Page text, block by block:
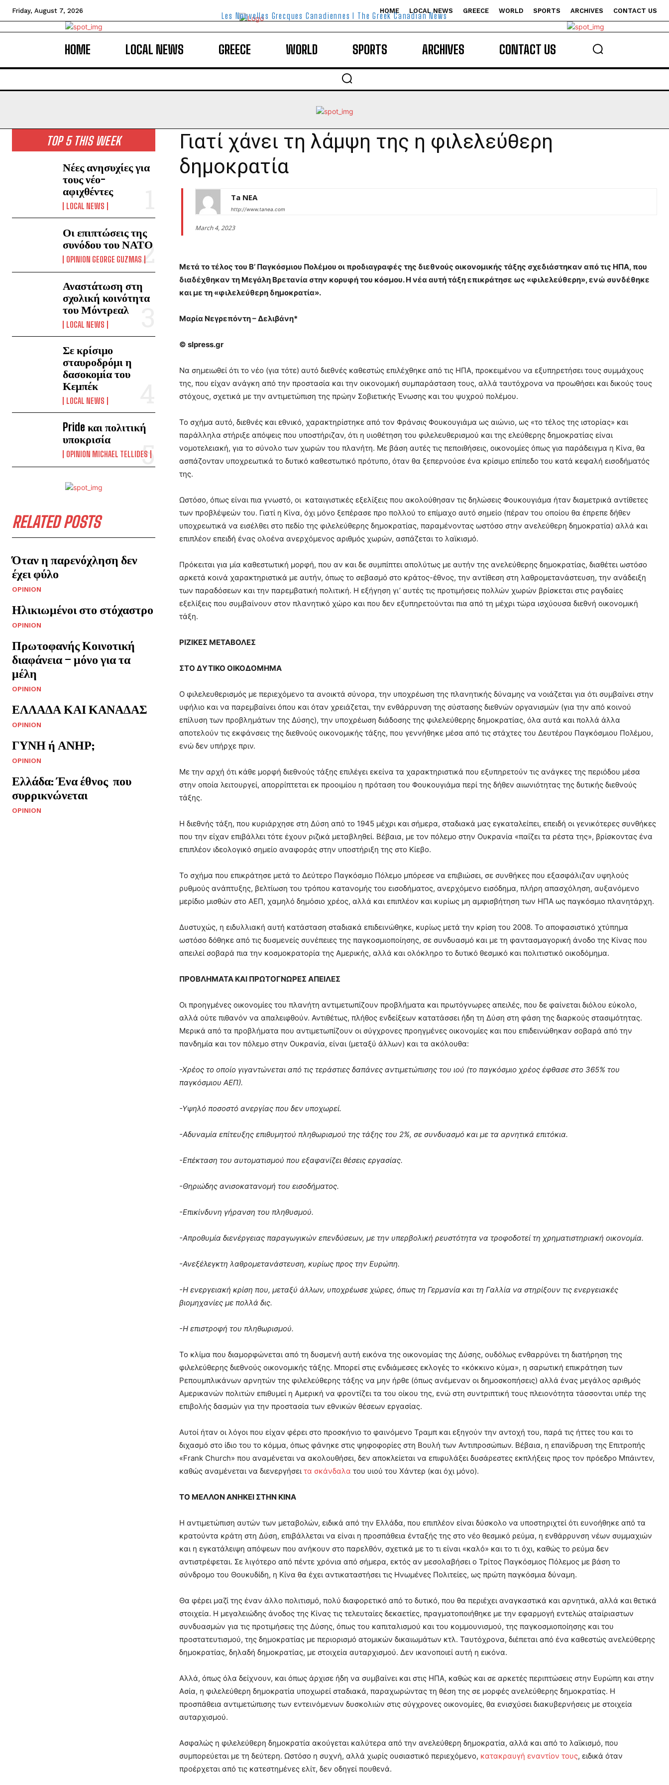
Friday, August 7, 2026 HOME LOCAL NEWS GREECE WORLD SPORTS ARCHIVES CONTACT US
Les Nouvelles Grecques Canadiennes I The Greek Canadian News
HOME LOCAL NEWS GREECE WORLD SPORTS ARCHIVES CONTACT US
TOP 5 THIS WEEK
Νέες ανησυχίες για
τους νέο-
αφιχθέντες
LOCAL NEWS
Οι επιπτώσεις της
συνόδου του ΝΑΤΟ
OPINION GEORGE GUZMAS
Αναστάτωση στη
σχολική κοινότητα
του Μόντρεαλ
LOCAL NEWS
Σε κρίσιμο
σταυροδρόμι η
δασοκομία του
Κεμπέκ
LOCAL NEWS
Pride και πολιτική
υποκρισία
OPINION MICHAEL TELLIDES
RELATED POSTS
Όταν η παρενόχληση δεν
έχει φύλο
OPINION
Ηλικιωμένοι στο στόχαστρο
OPINION
Πρωτοφανής Κοινοτική
διαφάνεια – μόνο για τα
μέλη
OPINION
ΕΛΛΑΔΑ ΚΑΙ ΚΑΝΑΔΑΣ
OPINION
ΓΥΝΗ ή ΑΝΗΡ;
OPINION
Ελλάδα: Ένα έθνος που
συρρικνώνεται
OPINION
Γιατί χάνει τη λάμψη της η φιλελεύθερη
δημοκρατία
Ta NEA
http://www.tanea.com
March 4, 2023
Μετά το τέλος του Β’ Παγκόσμιου Πολέμου οι προδιαγραφές της διεθνούς οικονομικής τάξης σχεδιάστηκαν από τις ΗΠΑ, που
διαδέχθηκαν τη Μεγάλη Βρετανία στην κορυφή του κόσμου. Η νέα αυτή τάξη επικράτησε ως «φιλελεύθερη», ενώ συνδέθηκε
και με τη «φιλελεύθερη δημοκρατία».
Μαρία Νεγρεπόντη – Δελιβάνη*
© slpress.gr
Να σημειωθεί ότι το νέο (για τότε) αυτό διεθνές καθεστώς επιλέχθηκε από τις ΗΠΑ, προκειμένου να εξυπηρετήσει τους συμμάχους
της, που είχαν ανάγκη από την προστασία και την οικονομική συμπαράσταση τους, αλλά ταυτόχρονα να προωθήσει και δικούς τους
στόχους, σχετικά με την αντιμετώπιση της πρώην Σοβιετικής Ένωσης και του ψυχρού πολέμου.
Το σχήμα αυτό, διεθνές και εθνικό, χαρακτηρίστηκε από τον Φράνσις Φουκουγιάμα ως αιώνιο, ως «το τέλος της ιστορίας» και
παράλληλα στήριξε απόψεις που υποστήριζαν, ότι η υιοθέτηση του φιλελευθερισμού και της ελεύθερης δημοκρατίας είναι
νομοτελειακή, για το σύνολο των χωρών του πλανήτη. Με βάση αυτές τις πεποιθήσεις, οικονομίες όπως για παράδειγμα η Κίνα, θα
ασπάζονταν υποχρεωτικά το δυτικό καθεστωτικό πρότυπο, όταν θα ξεπερνούσε ένα κρίσιμο επίπεδο του κατά κεφαλή εισοδήματός
της.
Ωστόσο, όπως είναι πια γνωστό, οι καταιγιστικές εξελίξεις που ακολούθησαν τις δηλώσεις Φουκουγιάμα ήταν διαμετρικά αντίθετες
των προβλέψεών του. Γιατί η Κίνα, όχι μόνο ξεπέρασε προ πολλού το επίμαχο αυτό σημείο (πέραν του οποίου θα έπρεπε δήθεν
υποχρεωτικά να εισέλθει στο πεδίο της φιλελεύθερης δημοκρατίας, παραμένοντας ωστόσο στην ανελεύθερη δημοκρατία) αλλά και
επιπλέον επειδή ένας ολοένα ανερχόμενος αριθμός χωρών, ασπάζεται το λαϊκισμό.
Πρόκειται για μία καθεστωτική μορφή, που αν και δε συμπίπτει απολύτως με αυτήν της ανελεύθερης δημοκρατίας, διαθέτει ωστόσο
αρκετά κοινά χαρακτηριστικά με αυτήν, όπως το σεβασμό στο κράτος-έθνος, την αντίθεση στη λαθρομετανάστευση, την ανάδειξη
των παραδόσεων και την παρεμβατική πολιτική. Η εξήγηση γι’ αυτές τις προτιμήσεις πολλών χωρών βρίσκεται στις ραγδαίες
εξελίξεις που συμβαίνουν στον πλανητικό χώρο και που δεν εξυπηρετούνται πια από τη μέχρι τώρα ισχύουσα διεθνή οικονομική
τάξη.
ΡΙΖΙΚΕΣ ΜΕΤΑΒΟΛΕΣ
ΣΤΟ ΔΥΤΙΚΟ ΟΙΚΟΔΟΜΗΜΑ
Ο φιλελευθερισμός με περιεχόμενο τα ανοικτά σύνορα, την υποχρέωση της πλανητικής δύναμης να νοιάζεται για ότι συμβαίνει στην
υφήλιο και να παρεμβαίνει όπου και όταν χρειάζεται, την ενθάρρυνση της σύστασης διεθνών οργανισμών (για την από κοινού
επίλυση των προβλημάτων της Δύσης), την υποχρέωση διάδοσης της φιλελεύθερης δημοκρατίας, όλα αυτά και πολλά άλλα
αποτελούν τις εκφάνσεις της διεθνούς οικονομικής τάξης, που γεννήθηκε μέσα από τις στάχτες του Δευτέρου Παγκόσμιου Πολέμου,
ενώ δεν υπήρχε πριν.
Με την αρχή ότι κάθε μορφή διεθνούς τάξης επιλέγει εκείνα τα χαρακτηριστικά που εξυπηρετούν τις ανάγκες της περιόδου μέσα
στην οποία λειτουργεί, απορρίπτεται εκ προοιμίου η πρόταση του Φουκουγιάμα περί της δήθεν αιωνιότητας της δυτικής διεθνούς
τάξης.
Η διεθνής τάξη, που κυριάρχησε στη Δύση από το 1945 μέχρι και σήμερα, σταδιακά μας εγκαταλείπει, επειδή οι γενικότερες συνθήκες
που την είχαν επιβάλλει τότε έχουν ριζικά μεταβληθεί. Βέβαια, με τον πόλεμο στην Ουκρανία «παίζει τα ρέστα της», βρίσκοντας ένα
επιπλέον ιδεολογικό σημείο αναφοράς στην υποστήριξη της στο Κίεβο.
Το σχήμα που επικράτησε μετά το Δεύτερο Παγκόσμιο Πόλεμο μπόρεσε να επιβιώσει, σε συνθήκες που εξασφάλιζαν υψηλούς
ρυθμούς ανάπτυξης, βελτίωση του τρόπου κατανομής του εισοδήματος, ανερχόμενο εισόδημα, πλήρη απασχόληση, αυξανόμενο
μερίδιο μισθών στο ΑΕΠ, χαμηλό δημόσιο χρέος, αλλά και επιπλέον και κυρίως μη αμφισβήτηση των ΗΠΑ ως παγκόσμιο πλανητάρχη.
Δυστυχώς, η ειδυλλιακή αυτή κατάσταση σταδιακά επιδεινώθηκε, κυρίως μετά την κρίση του 2008. Το αποφασιστικό χτύπημα
ωστόσο δόθηκε από τις δυσμενείς συνέπειες της παγκοσμιοποίησης, σε συνδυασμό και με τη φαντασμαγορική άνοδο της Κίνας που
απειλεί σοβαρά πια την κοσμοκρατορία της Αμερικής, αλλά και ολόκληρο το δυτικό θεσμικό και πολιτιστικό οικοδόμημα.
ΠΡΟΒΛΗΜΑΤΑ ΚΑΙ ΠΡΩΤΟΓΝΩΡΕΣ ΑΠΕΙΛΕΣ
Οι προηγμένες οικονομίες του πλανήτη αντιμετωπίζουν προβλήματα και πρωτόγνωρες απειλές, που δε φαίνεται διόλου εύκολο,
αλλά ούτε πιθανόν να απαλειφθούν. Αντιθέτως, πλήθος ενδείξεων κατατάσσει ήδη τη Δύση στη φάση της διαρκούς στασιμότητας.
Μερικά από τα προβλήματα που αντιμετωπίζουν οι σύγχρονες προηγμένες οικονομίες και που επιδεινώθηκαν σοβαρά από την
πανδημία και τον πόλεμο στην Ουκρανία, είναι (μεταξύ άλλων) και τα ακόλουθα:
-Χρέος το οποίο γιγαντώνεται από τις τεράστιες δαπάνες αντιμετώπισης του ιού (το παγκόσμιο χρέος έφθασε στο 365% του
παγκόσμιου ΑΕΠ).
-Υψηλό ποσοστό ανεργίας που δεν υποχωρεί.
-Αδυναμία επίτευξης επιθυμητού πληθωρισμού της τάξης του 2%, σε συνδυασμό και με τα αρνητικά επιτόκια.
-Επέκταση του αυτοματισμού που εξαφανίζει θέσεις εργασίας.
-Θηριώδης ανισοκατανομή του εισοδήματος.
-Επικίνδυνη γήρανση του πληθυσμού.
-Απροθυμία διενέργειας παραγωγικών επενδύσεων, με την υπερβολική ρευστότητα να τροφοδοτεί τη χρηματιστηριακή οικονομία.
-Ανεξέλεγκτη λαθρομετανάστευση, κυρίως προς την Ευρώπη.
-Η ενεργειακή κρίση που, μεταξύ άλλων, υποχρέωσε χώρες, όπως τη Γερμανία και τη Γαλλία να στηρίξουν τις ενεργειακές
βιομηχανίες με πολλά δις.
-Η επιστροφή του πληθωρισμού.
Το κλίμα που διαμορφώνεται από τη δυσμενή αυτή εικόνα της οικονομίας της Δύσης, ουδόλως ενθαρρύνει τη διατήρηση της
φιλελεύθερης διεθνούς οικονομικής τάξης. Μπορεί στις ενδιάμεσες εκλογές το «κόκκινο κύμα», η σαρωτική επικράτηση των
Ρεπουμπλικάνων αρνητών της φιλελεύθερης τάξης να μην ήρθε (όπως ανέμεναν οι δημοσκοπήσεις) αλλά ένας μεγάλος αριθμός
Αμερικανών πολιτών επιθυμεί η Αμερική να φροντίζει τα του οίκου της, ενώ στη συντριπτική τους πλειονότητα τάσσονται υπέρ της
επιβολής δασμών για την προστασία των εθνικών θέσεων εργασίας.
Αυτοί ήταν οι λόγοι που είχαν φέρει στο προσκήνιο το φαινόμενο Τραμπ και εξηγούν την αντοχή του, παρά τις ήττες του και το
διχασμό στο ίδιο του το κόμμα, όπως φάνηκε στις ψηφοφορίες στη Βουλή των Αντιπροσώπων. Βέβαια, η επανίδρυση της Επιτροπής
«Frank Church» που αναμένεται να ακολουθήσει, δεν αποκλείεται να επιφυλάξει δυσάρεστες εκπλήξεις προς τον πρόεδρο Μπάιντεν,
καθώς αναμένεται να διενεργήσει τα σκάνδαλα του υιού του Χάντερ (και όχι μόνο).
ΤΟ ΜΕΛΛΟΝ ΑΝΗΚΕΙ ΣΤΗΝ ΚΙΝΑ
Η αντιμετώπιση αυτών των μεταβολών, ειδικά από την Ελλάδα, που επιπλέον είναι δύσκολο να υποστηριχτεί ότι ευνοήθηκε από τα
κρατούντα κράτη στη Δύση, επιβάλλεται να είναι η προσπάθεια ένταξής της στο νέο θεσμικό ρεύμα, η ενθάρρυνση νέων συμμαχιών
και η εγκατάλειψη απόψεων που ανήκουν στο παρελθόν, σχετικά με το τι είναι «καλό» και το τι όχι, καθώς το ρεύμα δεν
αντιστρέφεται. Σε λιγότερο από πέντε χρόνια από σήμερα, εκτός αν μεσολαβήσει ο Τρίτος Παγκόσμιος Πόλεμος με βάση το
σύνδρομο του Θουκυδίδη, η Κίνα θα έχει αντικαταστήσει τις Ηνωμένες Πολιτείες, ως πρώτη παγκόσμια δύναμη.
Θα φέρει μαζί της έναν άλλο πολιτισμό, πολύ διαφορετικό από το δυτικό, που θα περιέχει αναγκαστικά και αρνητικά, αλλά και θετικά
στοιχεία. Η μεγαλειώδης άνοδος της Κίνας τις τελευταίες δεκαετίες, πραγματοποιήθηκε με την εφαρμογή εντελώς αταίριαστων
συνδυασμών για τις προτιμήσεις της Δύσης, όπως του καπιταλισμού και του κομμουνισμού, της παγκοσμιοποίησης και του
προστατευτισμού, της δημοκρατίας με περιορισμό ατομικών δικαιωμάτων κτλ. Ταυτόχρονα, διέπεται από ένα καθεστώς ανελεύθερης
δημοκρατίας, δηλαδή δημοκρατίας, με στοιχεία αυταρχισμού. Δεν ικανοποιεί αυτή η εικόνα.
Αλλά, όπως όλα δείχνουν, και όπως άρχισε ήδη να συμβαίνει και στις ΗΠΑ, καθώς και σε αρκετές περιπτώσεις στην Ευρώπη και στην
Ασία, η φιλελεύθερη δημοκρατία υποχωρεί σταδιακά, παραχωρώντας τη θέση της σε μορφές ανελεύθερης δημοκρατίας. Η
προσπάθεια αντιμετώπισης των εντεινόμενων δυσκολιών στις σύγχρονες οικονομίες, θα ενισχύσει διακυβερνήσεις με στοιχεία
αυταρχισμού.
Ασφαλώς η φιλελεύθερη δημοκρατία ακούγεται καλύτερα από την ανελεύθερη δημοκρατία, αλλά και από το λαϊκισμό, που
συμπορεύεται με τη δεύτερη. Ωστόσο η συχνή, αλλά χωρίς ουσιαστικό περιεχόμενο, κατακραυγή εναντίον τους, ειδικά όταν
προέρχεται από τις κατεστημένες ελίτ, δεν οδηγεί πουθενά.